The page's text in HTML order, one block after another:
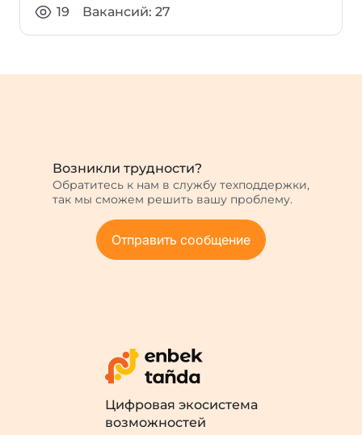
19 Вакансий: 27
Возникли трудности?
Обратитесь к нам в службу техподдержки,
так мы сможем решить вашу проблему.
Отправить сообщение
Цифровая экосистема
возможностей